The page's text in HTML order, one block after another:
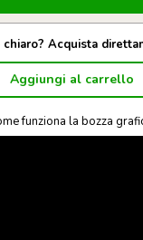
Acquista
Aggiungi al carrello
funziona la bozza